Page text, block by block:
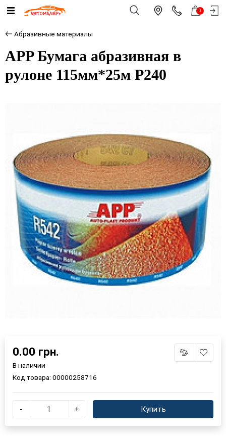
0
Абразивные материалы
APP Бумага абразивная в
рулоне 115мм*25м Р240
Выберите язык магазина ×
0.00 грн.
В наличии
Код товара: 00000258716
- + Купить